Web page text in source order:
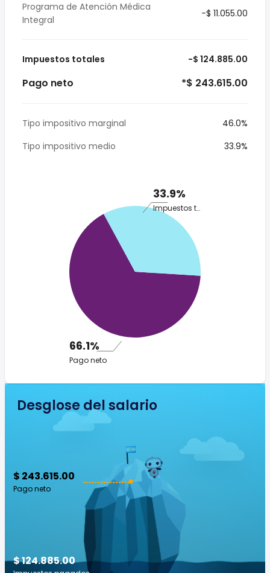
Programa de Atención Médica
Integral
-$ 11.055.00
Impuestos totales -$ 124.885.00
Pago neto *$ 243.615.00
Tipo impositivo marginal
46.0%
Tipo impositivo medio
33.9%
33.9%
Impuestos totales
66.1%
Pago neto
Desglose del salario
$ 243.615.00
Pago neto
$ 124.885.00